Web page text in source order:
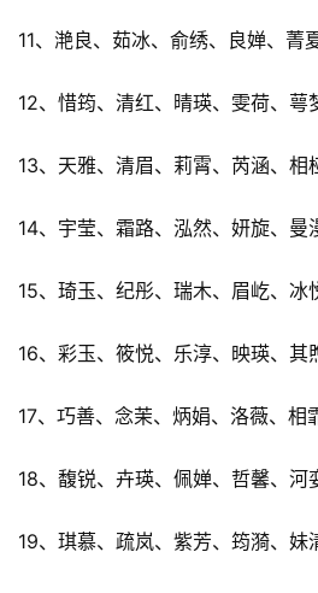
11、滟良、茹冰、俞绣、良婵、菁
12、惜筠、清红、晴瑛、雯荷、萼
13、天雅、清眉、莉霄、芮涵、相
14、宇莹、霜路、泓然、妍旋、曼
15、琦玉、纪彤、瑞木、眉屹、冰
16、彩玉、筱悦、乐淳、映瑛、其
17、巧善、念茉、炳娟、洛薇、相
18、馥锐、卉瑛、佩婵、哲馨、河
19、琪慕、疏岚、紫芳、筠漪、妹